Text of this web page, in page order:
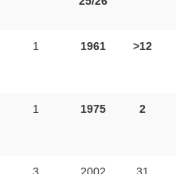
1 1961 >12
1 1975 2
3 2002 31